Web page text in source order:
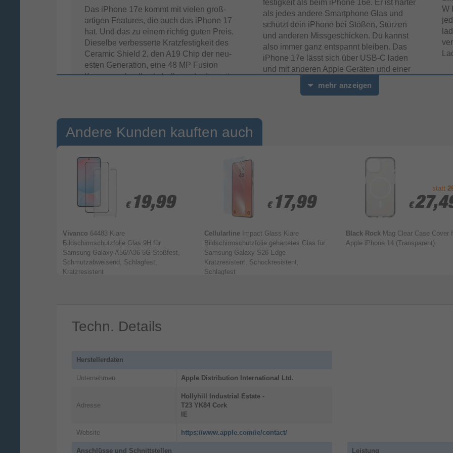
Das iPhone 17e kommt mit vielen groß­
artigen Features, die auch das iPhone 17
hat. Und das zu einem richtig guten Preis.
Dieselbe ver­besserte Kratz­festigkeit des
Ceramic Shield 2, den A19 Chip der neu­
esten Gene­ra­tion, eine 48 MP Fusion
Kamera, schnelles kabel­loses Laden mit
festigkeit als beim iPhone 16e. Er ist härter
als jedes andere Smart­phone Glas und
schützt dein iPhone bei Stößen, Stürzen
und anderen Miss­geschicken. Du kannst
also immer ganz entspannt bleiben. Das
iPhone 17e lässt sich über USB‑C laden
und mit anderen Apple Geräten und einer
W
Brillantes Dis­play
ist. Und eine neue Antireflex-Beschich­tung
mehr anzeigen
Andere Kunden kauften auch
€ 19,99
€ 19,99
Vivanco 64483 Klare
Bildschirmschutzfolie Glas 9H für
Samsung Galaxy A56/A36 5G Stoßfest,
Schmutzabweisend, Schlagfest,
Kratzresistent
€ 17,99
€ 17,99
Cellularline Impact Glass Klare
Bildschirmschutzfolie gehärtetes Glas für
Samsung Galaxy S26 Edge
Kratzresistent, Schockresistent,
Schlagfest
statt
€
€
Black Rock Mag Clear Case Cover
Apple iPhone 14 (Transparent)
Techn. Details
Herstellerdaten
Unternehmen Apple Distribution International Ltd.
Adresse
Hollyhill Industrial Estate -
T23 YK84 Cork
IE
Website https://www.apple.com/ie/contact/
Anschlüsse und Schnittstellen Leistung